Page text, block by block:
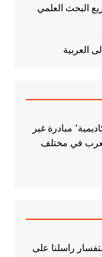
البحث العلمي
العربية
قاعدة مذرات التخرج والدراسات الأكاديمية٬ مبادرة غير
في مختلف
راسلنا على